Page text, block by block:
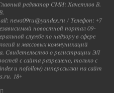
редактор СМИ: Хaчeтлoв B.
news09ru@yandex.ru / Телефон: +7
новостной портал 09-
службе по надзору в сфере
и массовых коммуникаций
Свидетельство о регистрации ЭЛ
с сайта разрешено, только с
и nofollow) гиперссылки на сайт
18+